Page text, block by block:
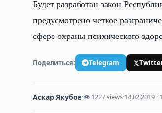
Будет разработан закон
предусмотрено четкое
сфере охраны психического
Поделиться: Telegram
Аскар Якубов·👁 1227 views·14.02.2019 ·